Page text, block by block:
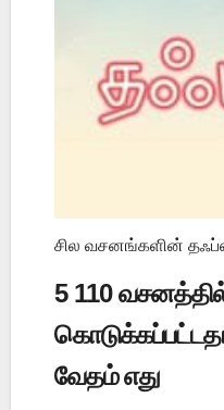
சில வசனங்களின்
5 110
வேதம் எது